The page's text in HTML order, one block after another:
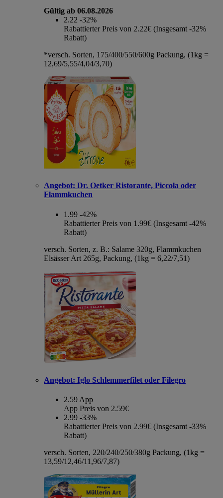
Gültig ab 06.08.2026
2.22 -32%
Rabattierter Preis von 2.22€ (Insgesamt -32%
Rabatt)
*versch. Sorten, 175/400/550/600g Packung, (1kg =
12,69/5,55/4,04/3,70)
Angebot: Dr. Oetker Ristorante, Piccola oder
Flammkuchen
1.99 -42%
Rabattierter Preis von 1.99€ (Insgesamt -42%
Rabatt)
versch. Sorten, z. B.: Salame 320g, Flammkuchen
Elsässer Art 265g, Packung, (1kg = 6,22/7,51)
Angebot: Iglo Schlemmerfilet oder Filegro
2.59 App
App Preis von 2.59€
2.99 -33%
Rabattierter Preis von 2.99€ (Insgesamt -33%
Rabatt)
versch. Sorten, 220/240/250/380g Packung, (1kg =
13,59/12,46/11,96/7,87)